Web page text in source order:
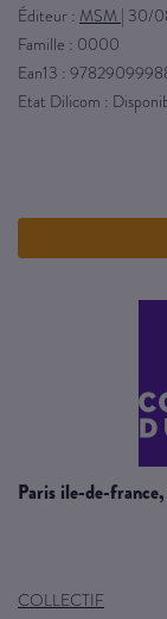
Éditeur : MSM | 30/
Famille : 0000
Ean13 :
Etat Dilicom :
paris ile-de-
COLLECTIF